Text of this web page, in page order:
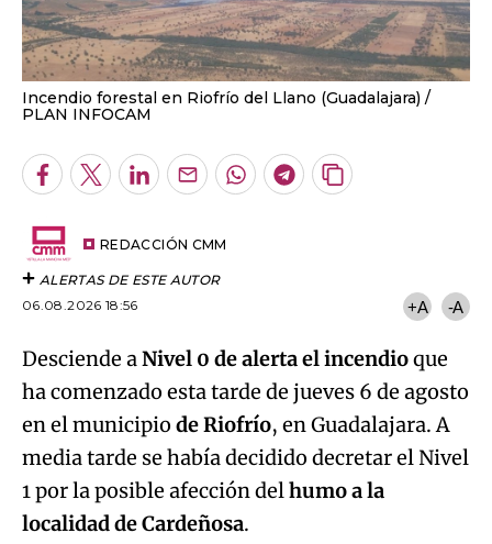
Incendio forestal en Riofrío del Llano (Guadalajara)
PLAN INFOCAM
Facebook
TwitterLinkedInEnviarWhatsapp
Telegram
Copiar
REDACCIÓN CMM
ALERTAS DE ESTE AUTOR
06.08.2026 18:56
+A -A
Desciende aNivel 0 de alerta el incendioque
ha comenzado esta tarde de jueves 6 de agosto
en el municipio de Riofrío, en Guadalajara. A
media tarde se había decidido decretar el Nivel
1 por la posible afección delhumo a la
localidad de Cardeñosa.